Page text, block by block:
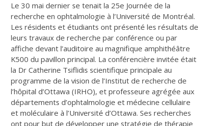
Le 30 mai dernier se tenait la 25e Journée de la
recherche en ophtalmologie à l’Université de Montréal.
Les résidents et étudiants ont présenté les résultats de
leurs travaux de recherche par conférence ou par
affiche devant l’auditoire au magnifique amphithéâtre
K500 du pavillon principal. La conférencière invitée était
la Dr Catherine Tsiflidis scientifique principale au
programme de la vision de l’Institut de recherche de
l’hôpital d’Ottawa (IRHO), et professeure agrégée aux
départements d’ophtalmologie et médecine cellulaire
et moléculaire à l’Université d’Ottawa. Ses recherches
ont pour but de développer une stratégie de thérapie